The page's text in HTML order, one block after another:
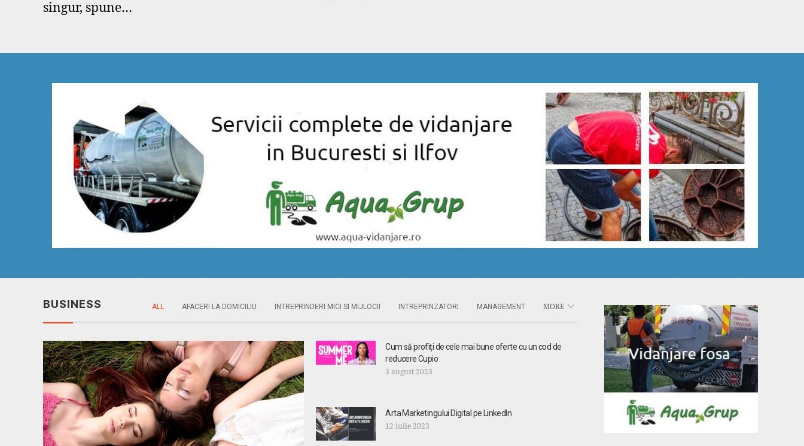
singur, spune…
BUSINESS ALL AFACERI LA DOMICILIU INTREPRINDERI MICI SI MIJLOCII INTREPRINZATORI MANAGEMENT MORE
Cum să profiți de cele mai bune oferte cu un cod de
reducere Cupio
3 august 2023
Arta Marketingului Digital pe LinkedIn
12 iulie 2023